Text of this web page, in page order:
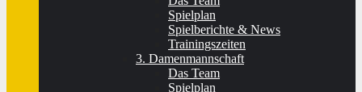
Spielplan
Spielberichte & News
Trainingszeiten
3. Damenmannschaft
Das Team
Spielplan